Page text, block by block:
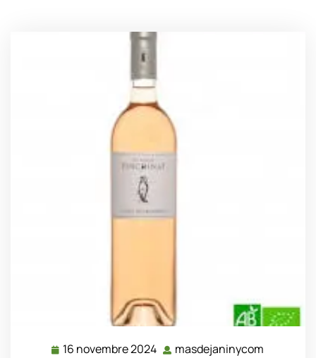
16 novembre 2024 16 masdejaninycom